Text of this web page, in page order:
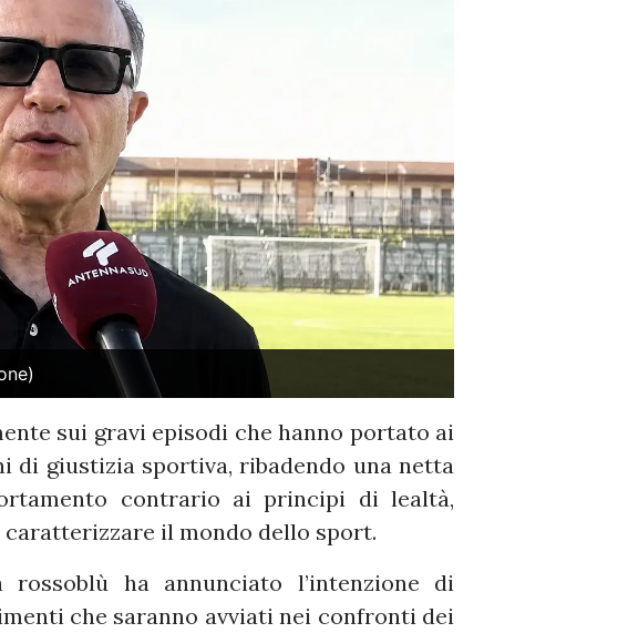
sui gravi episodi che hanno portato ai
di giustizia sportiva, ribadendo una netta
contrario ai principi di lealtà,
il mondo dello sport.
ha annunciato l’intenzione di
che saranno avviati nei confronti dei